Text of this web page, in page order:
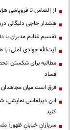
از التماس تا فروپاشی
هشدار حاجی دلیگانی
تقسیم غنایم مدیران یا
آیت‌الله جوادی آملی:
مطالبه برای شکستن
فساد
فرق است میان مجاهدان
این دیپلماسی
کنید
سربازانِ خیابانِ ظهور؛